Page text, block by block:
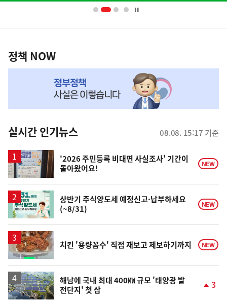
영
책
NOW,
뉴
스
정책 NOW
실시간 인기뉴스 08.08. 15:17 기준
'2026 주민등록 비대면 사실조사' 기간이
돌아왔어요!
NEW
상반기 주식양도세 예정신고·납부하세요
(~8/31)
NEW
치킨 '용량꼼수' 직접 재보고 제보하기까지 NEW
해남에 국내 최대 400㎿ 규모 '태양광 발
전단지' 첫 삽
3